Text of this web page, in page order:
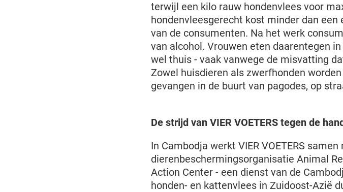
terwijl een kilo rauw hondenvlees voor
hondenvleesgerecht kost minder dan
van de consumenten. Na het werk
van alcohol. Vrouwen eten daarentegen
wel thuis - vaak vanwege de misvatting
Zowel huisdieren als zwerfhonden
gevangen in de buurt van pagodes, op
De strijd van VIER VOETERS tegen de
In Cambodja werkt VIER VOETERS
dierenbeschermingsorganisatie Animal
Action Center - een dienst van de
honden- en kattenvlees in Zuidoost-Azië